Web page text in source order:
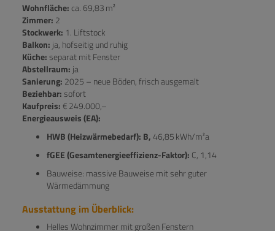
Wohnfläche: ca. 69,83 m²
Zimmer: 2
Stockwerk: 1. Liftstock
Balkon: ja, hofseitig und ruhig
Küche: separat mit Fenster
Abstellraum: ja
Sanierung: 2025 – neue Böden, frisch ausgemalt
Beziehbar: sofort
Kaufpreis:€ 249.000,–
Energieausweis (EA):
HWB (Heizwärmebedarf): B,46,85 kWh/m²a
fGEE (Gesamtenergieeffizienz-Faktor): C, 1,14
Bauweise: massive Bauweise mit sehr guter
Wärmedämmung
Ausstattung im Überblick:
Helles Wohnzimmer mit großen Fenstern